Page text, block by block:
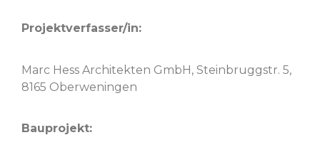
Projektverfasser/in:
Marc Hess Architek­ten GmbH, Stein­brug­gstr. 5,
8165 Oberweningen
Baupro­jekt: